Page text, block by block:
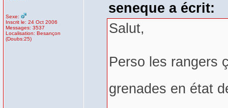
Sexe:
Inscrit le: 24 Oct 2006
Messages: 3537
Localisation: Besançon
(Doubs:25)
seneque a écrit:
Salut,
Perso les rangers
grenades en état